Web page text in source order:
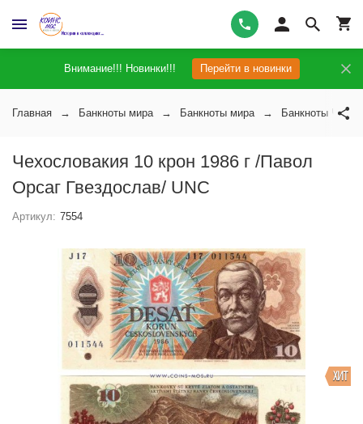
Внимание!!! Новинки!!! Перейти в новинки
Главная Банкноты мира Банкноты мира Банкноты
Чехословакия 10 крон 1986 г /Павол
Орсаг Гвездослав/ UNC
Артикул: 7554
ХИТ